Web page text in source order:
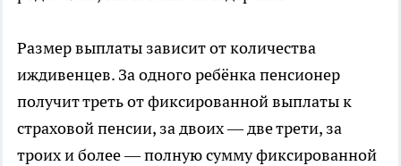
Размер выплаты зависит от количества
иждивенцев. За одного ребёнка пенсионер
получит треть от фиксированной выплаты к
страховой пенсии, за двоих — две трети, за
троих и более — полную сумму фиксированной